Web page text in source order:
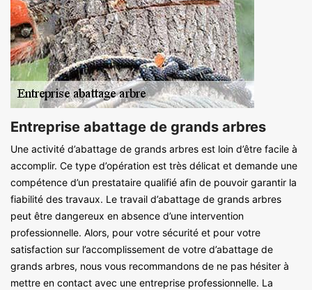
Entreprise abattage de grands arbres
Une activité d’abattage de grands arbres est loin d’être facile à
accomplir. Ce type d’opération est très délicat et demande une
compétence d’un prestataire qualifié afin de pouvoir garantir la
fiabilité des travaux. Le travail d’abattage de grands arbres
peut être dangereux en absence d’une intervention
professionnelle. Alors, pour votre sécurité et pour votre
satisfaction sur l’accomplissement de votre d’abattage de
grands arbres, nous vous recommandons de ne pas hésiter à
mettre en contact avec une entreprise professionnelle. La